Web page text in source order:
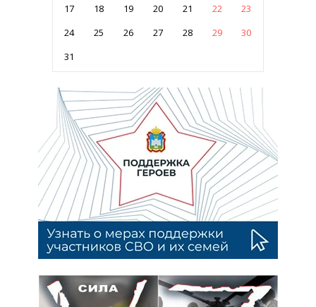
17
18 19 20 21 22
23
24
25 26 27 28 29
30
31